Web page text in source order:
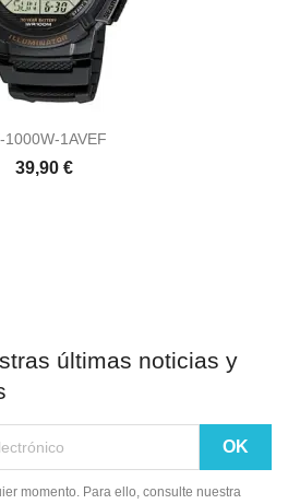
1000W-1AVEF
39,90 €
últimas noticias y
momento. Para ello, consulte nuestra